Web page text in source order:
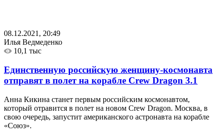
08.12.2021, 20:49
Илья Ведмеденко
10,1 тыс
Единственную российскую женщину-космонавта
отправят в полет на корабле Crew Dragon 3.1
Анна Кикина станет первым российским космонавтом,
который отравится в полет на новом Crew Dragon. Москва, в
свою очередь, запустит американского астронавта на корабле
«Союз».